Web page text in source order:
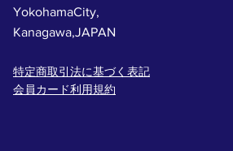
YokohamaCity,
Kanagawa,JAPAN
特定商取引法に基づく表記
会員カード利用規約